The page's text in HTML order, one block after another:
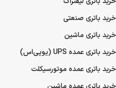
خرید باتری موتورسیکلت
خرید باتری لیتیومی
خرید باتری لیفتراک
خرید باتری صنعتی
خرید باتری ماشین